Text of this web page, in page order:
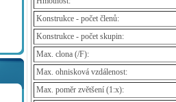
Konstrukce - počet členů:
Konstrukce - počet skupin:
Max. clona (/F):
Max. ohnisková vzdálenost:
Max. poměr zvětšení (1:x):